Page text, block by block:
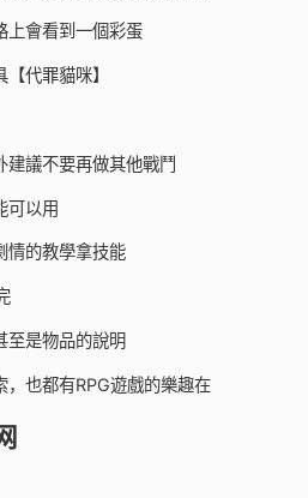
上會看到一個彩蛋
代罪貓咪】
建議不要再做其他戰鬥
可以用
情的教學拿技能
至是物品的說明
也都有RPG遊戲的樂趣在